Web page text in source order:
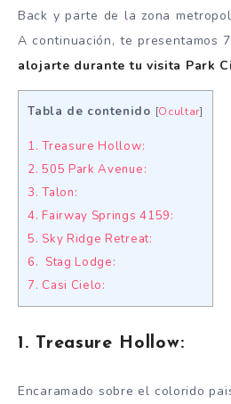
Back y parte de la zona
A continuación, te presentamos
alojarte durante tu visita Park
Tabla de contenido [Ocultar]
1. Treasure Hollow:
2. 505 Park Avenue:
3. Talon:
4. Fairway Springs 4159:
5. Sky Ridge Retreat:
6. Stag Lodge:
7. Casi Cielo:
1. Treasure Hollow:
Encaramado sobre el colorido